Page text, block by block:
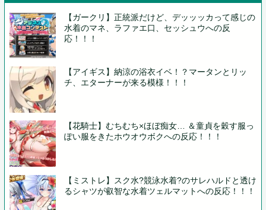
【ガークリ】正統派だけど、デッッッカって感じの
水着のマネ、ラファエ口、セッシュウへの反
応！！！
【アイギス】納涼の浴衣イベ！？マータンとリッ
チ、エターナーが来る模様！！！
【花騎士】むちむち×ほぼ痴女… ＆童貞を穀す服っ
ぽい服をきたホウオウボクへの反応！！！
【ミストレ】スク水?競泳水着?のサレハルドと透け
るシャツが叡智な水着ツェルマットへの反応！！！